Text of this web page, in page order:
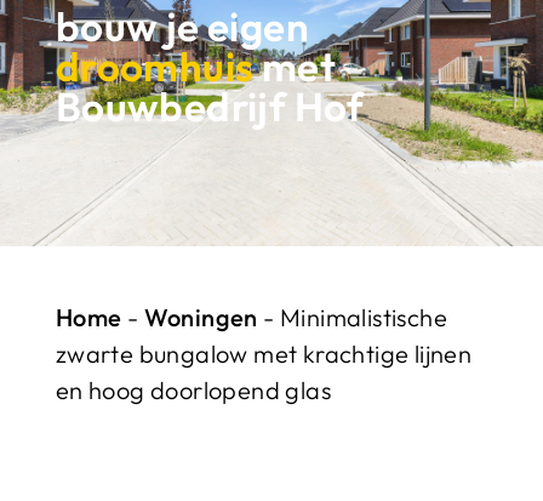
bouw je eigen
droomhuismet
Bouwbedrijf Hof
Home - Woningen - Minimalistische
zwarte bungalow met krachtige lijnen
en hoog doorlopend glas